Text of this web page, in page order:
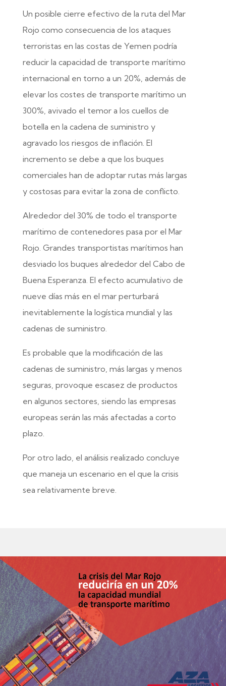
Un posible cierre efectivo de la ruta del Mar
Rojo como consecuencia de los ataques
terroristas en las costas de Yemen podría
reducir la capacidad de transporte marítimo
internacional en torno a un 20%, además de
elevar los costes de transporte marítimo un
300%, avivado el temor a los cuellos de
botella en la cadena de suministro y
agravado los riesgos de inflación. El
incremento se debe a que los buques
comerciales han de adoptar rutas más largas
y costosas para evitar la zona de conflicto.
Alrededor del 30% de todo el transporte
marítimo de contenedores pasa por el Mar
Rojo. Grandes transportistas marítimos han
desviado los buques alrededor del Cabo de
Buena Esperanza. El efecto acumulativo de
nueve días más en el mar perturbará
inevitablemente la logística mundial y las
cadenas de suministro.
Es probable que la modificación de las
cadenas de suministro, más largas y menos
seguras, provoque escasez de productos
en algunos sectores, siendo las empresas
europeas serán las más afectadas a corto
plazo.
Por otro lado, el análisis realizado concluye
que maneja un escenario en el que la crisis
sea relativamente breve.